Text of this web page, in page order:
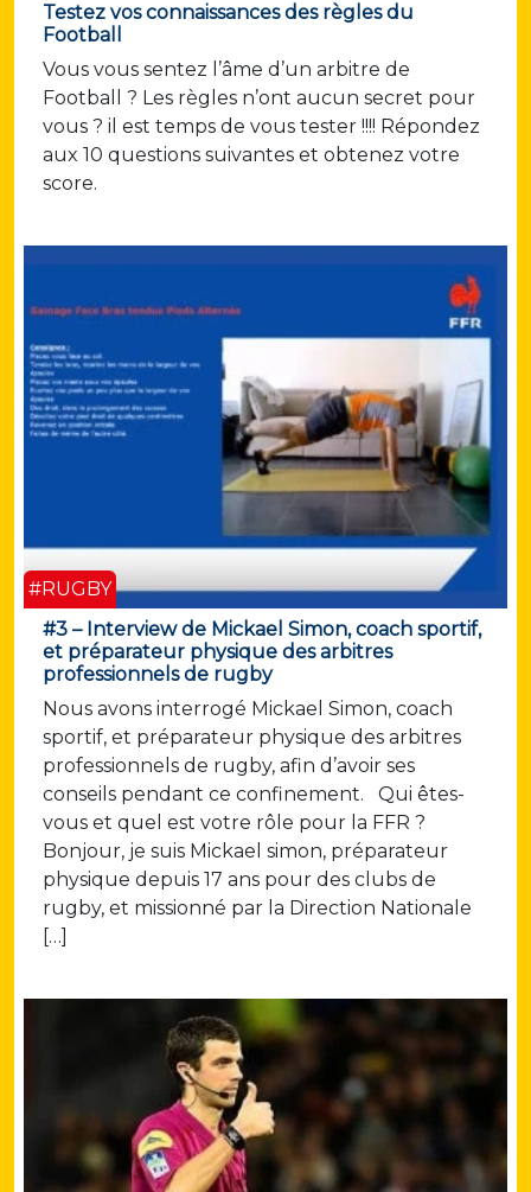
Testez vos connaissances des règles du
Football
Vous vous sentez l’âme d’un arbitre de
Football ? Les règles n’ont aucun secret pour
vous ? il est temps de vous tester !!!! Répondez
aux 10 questions suivantes et obtenez votre
score.
#RUGBY
#3 – Interview de Mickael Simon, coach sportif,
et préparateur physique des arbitres
professionnels de rugby
Nous avons interrogé Mickael Simon, coach
sportif, et préparateur physique des arbitres
professionnels de rugby, afin d’avoir ses
conseils pendant ce confinement. Qui êtes-
vous et quel est votre rôle pour la FFR ?
Bonjour, je suis Mickael simon, préparateur
physique depuis 17 ans pour des clubs de
rugby, et missionné par la Direction Nationale
[…]